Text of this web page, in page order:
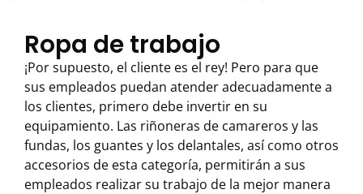
Ropa de trabajo
¡Por supuesto, el cliente es el rey! Pero para que
sus empleados puedan atender adecuadamente a
los clientes, primero debe invertir en su
equipamiento. Las riñoneras de camareros y las
fundas, los guantes y los delantales, así como otros
accesorios de esta categoría, permitirán a sus
empleados realizar su trabajo de la mejor manera